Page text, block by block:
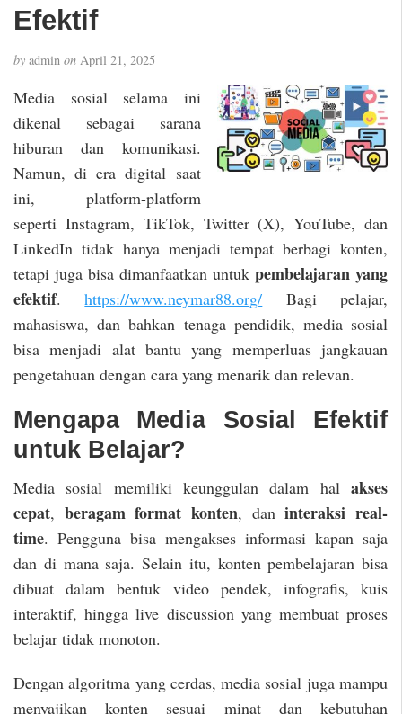
Efektif
by admin on April 21, 2025
Media sosial selama ini
dikenal sebagai sarana
hiburan dan komunikasi.
Namun, di era digital saat
ini, platform-platform
seperti Instagram, TikTok, Twitter (X), YouTube, dan
LinkedIn tidak hanya menjadi tempat berbagi konten,
tetapi juga bisa dimanfaatkan untuk pembelajaran yang
efektif.https://www.neymar88.org/ Bagi pelajar,
mahasiswa, dan bahkan tenaga pendidik, media sosial
bisa menjadi alat bantu yang memperluas jangkauan
pengetahuan dengan cara yang menarik dan relevan.
Mengapa Media Sosial Efektif
untuk Belajar?
Media sosial memiliki keunggulan dalam hal akses
cepat, beragam format konten, daninteraksi real-
time. Pengguna bisa mengakses informasi kapan saja
dan di mana saja. Selain itu, konten pembelajaran bisa
dibuat dalam bentuk video pendek, infografis, kuis
interaktif, hingga live discussion yang membuat proses
belajar tidak monoton.
Dengan algoritma yang cerdas, media sosial juga mampu
menyajikan konten sesuai minat dan kebutuhan